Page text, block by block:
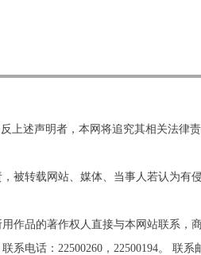
上述声明者，本网将追究其相关法律
被转载网站、媒体、当事人若认为有
作品的著作权人直接与本网站联系，
电话：22500260，22500194。 联系